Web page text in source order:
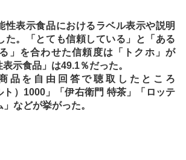
性表示食品におけるラベル表示や説明
た。「とても信頼している」と「ある
」を合わせた信頼度は「トクホ」が
示食品」は49.1％だった。
品を自由回答で聴取したところ
ト）1000」「伊右衛門 特茶」「ロッテ
などが挙がった。